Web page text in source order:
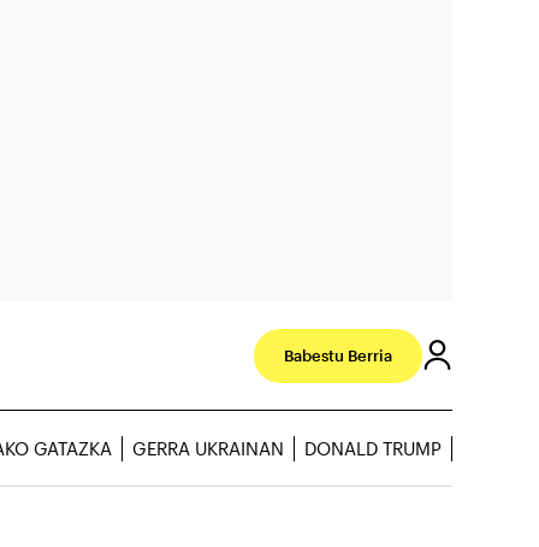
Babestu Berria
GATAZKA GERRA UKRAINAN DONALD TRUMP